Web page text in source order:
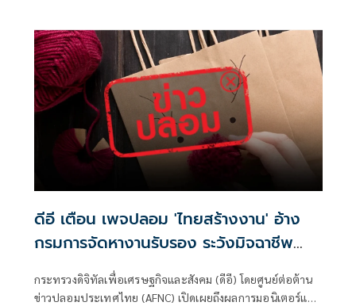
ปัญหาภัยความมั่นคงและภัยทางสังคมของนายไชยชนก ชิดชอบ
รัฐมนตรีว่าการกระทรวงดิจิทัลเพื่อเศรษฐกิจและสังคม (ดีอี)
โดยยกระดับความสำคัญเรื่องการสร้างความตระหนักรู้เท่าทัน
ภัยอาชญากรรมทางเทคโนโลยี ข่าวปลอม และข้อมูลบิดเบือน
ดีอี เตือน เพจปลอม 'ไทยสร้างงาน' อ้าง
กรมการจัดหางานรับรอง ระวังมิจฉาชีพ
หลอก สูญเงิน-ข้อมูลส่วนบุคคล
กระทรวงดิจิทัลเพื่อเศรษฐกิจและสังคม (ดีอี) โดยศูนย์ต่อต้าน
ข่าวปลอมประเทศไทย (AFNC) เปิดเผยถึงผลการมอนิเตอร์และ